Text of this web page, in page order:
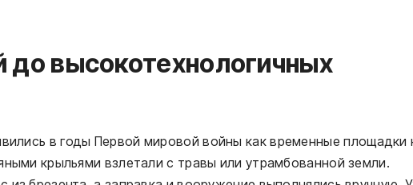
до высокотехнологичных
в годы Первой мировой войны как временные площадки
крыльями взлетали с травы или утрамбованной земли.